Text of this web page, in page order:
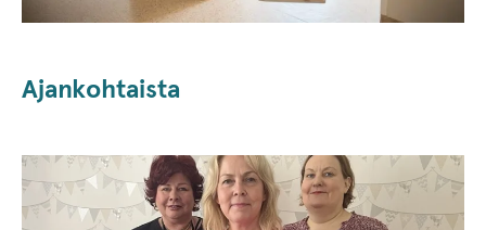
Ajankohtaista